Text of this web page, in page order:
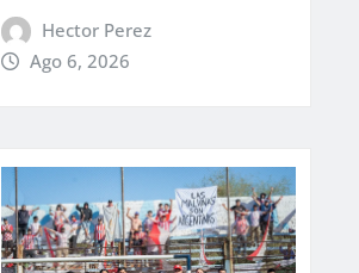
Hector Perez
Ago 6, 2026